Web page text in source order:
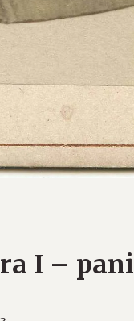
I – pani